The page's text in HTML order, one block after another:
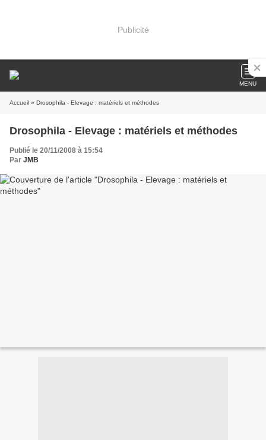
Publicité
MENU
Accueil » Drosophila - Elevage : matériels et méthodes
Drosophila - Elevage : matériels et méthodes
Publié le 20/11/2008 à 15:54
Par JMB